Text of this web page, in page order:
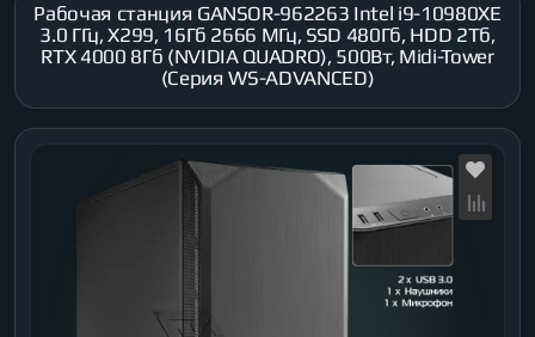
Рабочая станция GANSOR-962263 Intel i9-10980XE
3.0 ГГц, X299, 16Гб 2666 МГц, SSD 480Гб, HDD 2Тб,
RTX 4000 8Гб (NVIDIA QUADRO), 500Вт, Midi-Tower
(Серия WS-ADVANCED)